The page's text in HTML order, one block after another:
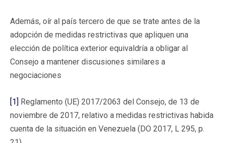
Además, oír al país tercero de que se trate antes de la
adopción de medidas restrictivas que apliquen una
elección de política exterior equivaldría a obligar al
Consejo a mantener discusiones similares a
negociaciones
[1] Reglamento (UE) 2017/2063 del Consejo, de 13 de
noviembre de 2017, relativo a medidas restrictivas habida
cuenta de la situación en Venezuela (DO 2017, L 295, p.